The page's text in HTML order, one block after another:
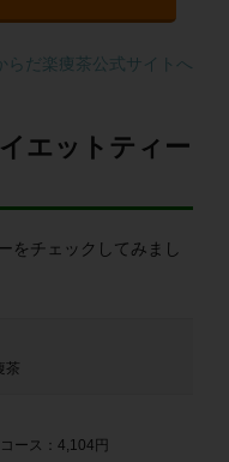
らだ楽痩茶公式サイトへ
エットティー
をチェックしてみまし
茶
ース：4,104円